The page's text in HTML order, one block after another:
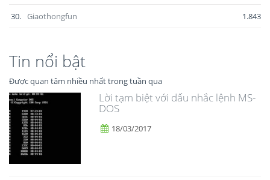
30. Giaothongfun 1.843
Tin nổi bật
Được quan tâm nhiều nhất trong tuần qua
Lời tạm biệt với dấu nhắc lệnh MS-
DOS
18/03/2017